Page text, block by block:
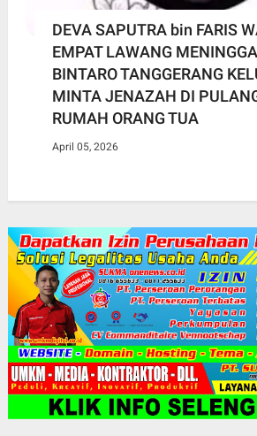
DEVA SAPUTRA bin FARIS
EMPAT LAWANG
BINTARO TANGGERANG
MINTA JENAZAH DI
RUMAH ORANG TUA
April 05, 2026